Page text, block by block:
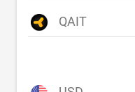
QAIT